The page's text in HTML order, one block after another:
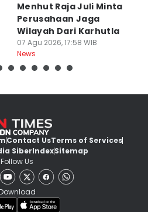
Menhut Raja Juli Minta
Perusahaan Jaga
Wilayah Dari Karhutla
07 Agu 2026, 17:58 WIB
News
Contact UsTerms of Services
SiberIndexSitemap
Follow Us